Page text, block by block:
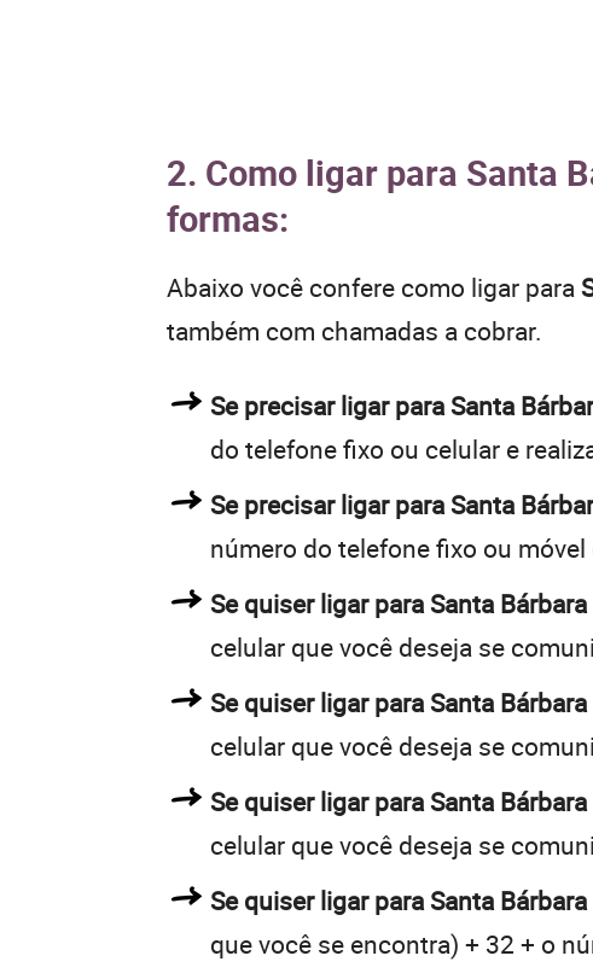
2. Como ligar para Santa
formas:
Abaixo você confere como ligar para
também com chamadas a cobrar.
Se precisar ligar para Santa
do telefone fixo ou celular e
Se precisar ligar para Santa
número do telefone fixo ou
Se quiser ligar para Santa
celular que você deseja se
Se quiser ligar para Santa
celular que você deseja se
Se quiser ligar para Santa
celular que você deseja se
Se quiser ligar para Santa
que você se encontra) + 32 + o